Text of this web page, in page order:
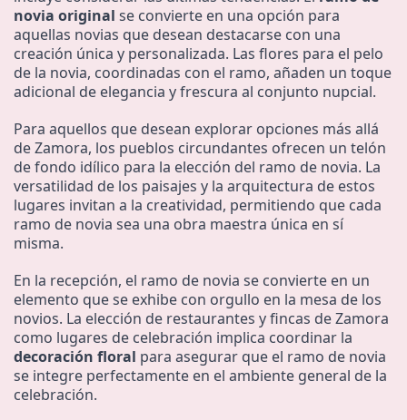
novia original se convierte en una opción para
aquellas novias que desean destacarse con una
creación única y personalizada. Las flores para el pelo
de la novia, coordinadas con el ramo, añaden un toque
adicional de elegancia y frescura al conjunto nupcial.
Para aquellos que desean explorar opciones más allá
de Zamora, los pueblos circundantes ofrecen un telón
de fondo idílico para la elección del ramo de novia. La
versatilidad de los paisajes y la arquitectura de estos
lugares invitan a la creatividad, permitiendo que cada
ramo de novia sea una obra maestra única en sí
misma.
En la recepción, el ramo de novia se convierte en un
elemento que se exhibe con orgullo en la mesa de los
novios. La elección de restaurantes y fincas de Zamora
como lugares de celebración implica coordinar la
decoración floral para asegurar que el ramo de novia
se integre perfectamente en el ambiente general de la
celebración.